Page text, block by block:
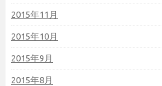
2015年11月
2015年10月
2015年9月
2015年8月